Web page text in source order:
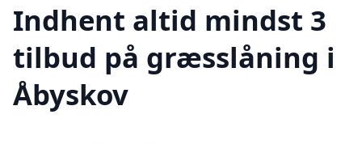
Indhent altid mindst 3
tilbud på græsslåning i
Åbyskov